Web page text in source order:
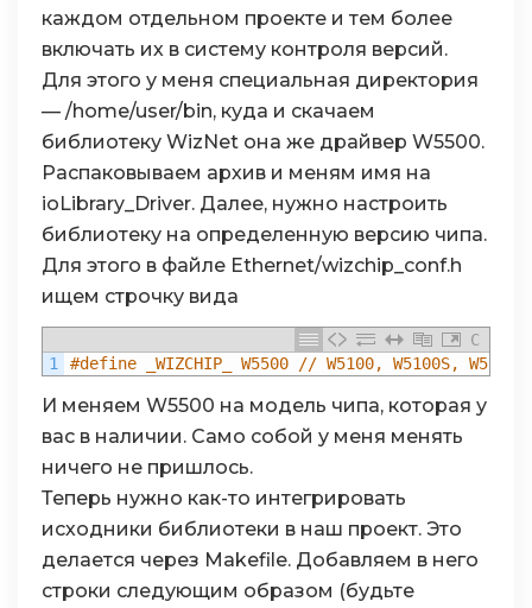
каждом отдельном проекте и тем более
включать их в систему контроля версий.
Для этого у меня специальная директория
— /home/user/bin, куда и скачаем
библиотеку WizNet она же драйвер W5500.
Распаковываем архив и меням имя на
ioLibrary_Driver. Далее, нужно настроить
библиотеку на определенную версию чипа.
Для этого в файле Ethernet/wizchip_conf.h
ищем строчку вида
C
1
#define _WIZCHIP_ W5500 // W5100, W5100S, W5200,
И меняем W5500 на модель чипа, которая у
вас в наличии. Само собой у меня менять
ничего не пришлось.
Теперь нужно как-то интегрировать
исходники библиотеки в наш проект. Это
делается через Makefile. Добавляем в него
строки следующим образом (будьте